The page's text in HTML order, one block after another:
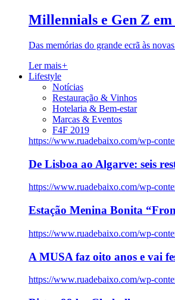
Millennials e Gen Z em
Das memórias do grande ecrã às
Ler mais+
Lifestyle
Notícias
Restauração & Vinhos
Hotelaria & Bem-estar
Marcas & Eventos
F4F 2019
https://www.ruadebaixo.com/wp-
De Lisboa ao Algarve: seis
https://www.ruadebaixo.com/wp-
Estação Menina Bonita
https://www.ruadebaixo.com/wp-
A MUSA faz oito anos e vai
https://www.ruadebaixo.com/wp-